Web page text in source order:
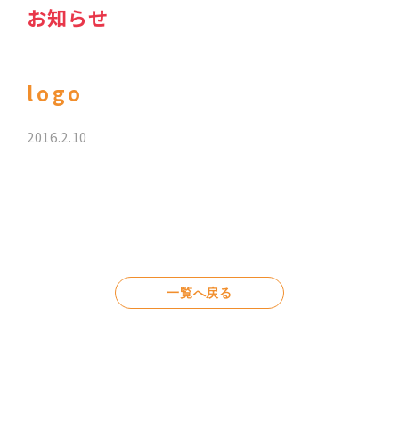
お知らせ
logo
2016.2.10
一覧へ戻る